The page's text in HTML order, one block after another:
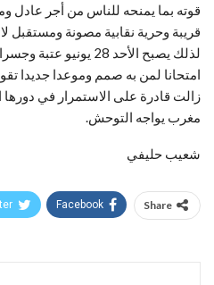
قوته بما يمنحه للناس من أجر عادل
قريبة وحرية نقابية مصونة ومستقبل
لذلك يصبح الأحد 28
امتحانا لمن به صمم وموعدا جديدا
زالت قادرة على الاستمرار في
مغرب يواجه التوحش.
شعيب حليفي
Share
Facebook